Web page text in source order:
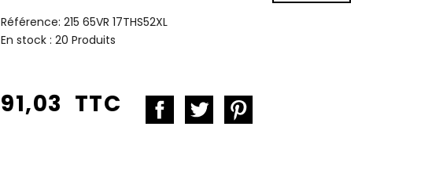
Référence: 215 65VR 17THS52XL
En stock : 20 Produits
91,03 TTC